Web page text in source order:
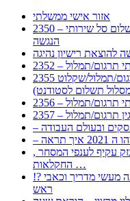
אזור אישי ממשלתי
2350 – מידע לסטודנט עם לקות שמיעה-נוהל תשלום סל שירותי
הנגשה
תרגום/תמלול
2355 דרישה לתשלום עבור מתן שירותי תרגום/תמלול/שקלוט
תשלום לסטודנט)
תרגום/תמלול
תרגום/תמלול
תראה
, התעשייה , פיצויי מס רכוש בגין נזק עקיף לענפי המסחר
החקלאות …
!? איך להפרד מהמיגרנה לשחרור ממיגרנה מעשי מדריך וכאבי
ראש